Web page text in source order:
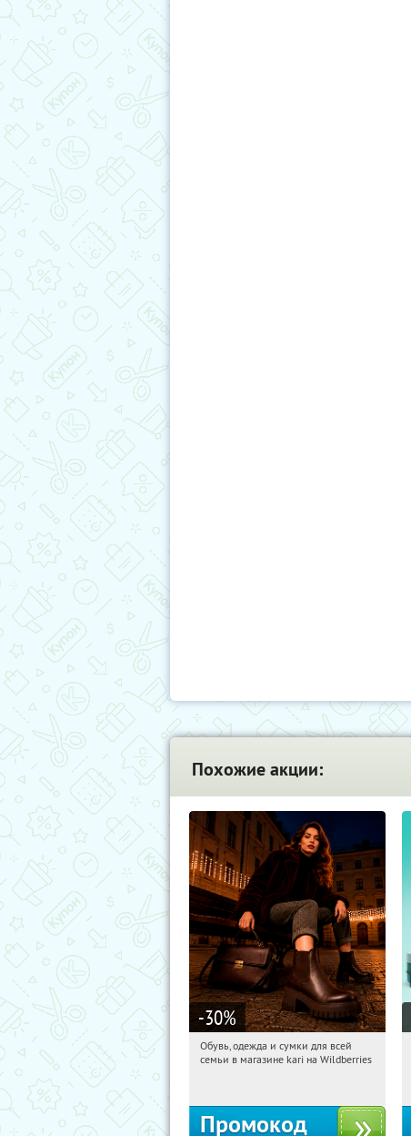
Похожие акции:
-30%
22:10:17 Получили:
Обувь, одежда и сумки для всей
семьи в магазине kari на Wildberries
Промокод